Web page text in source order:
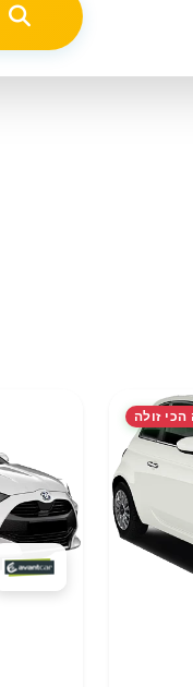
זולה